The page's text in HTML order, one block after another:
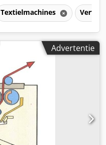
Textielmachines
Advertentie